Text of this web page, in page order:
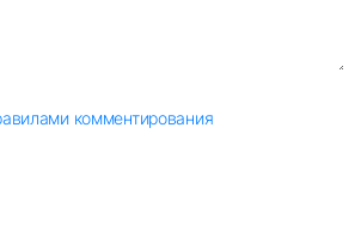
комментирования